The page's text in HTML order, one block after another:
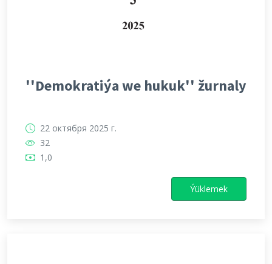
''Demokratiýa we hukuk'' žurnaly
22 октября 2025 г.
32
1,0
Ýüklemek